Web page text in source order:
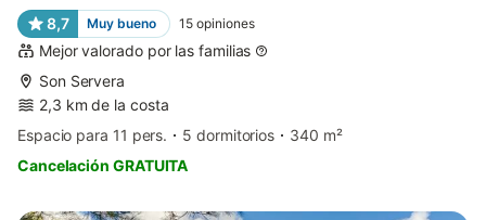
8,7 Muy bueno 15 opiniones
Mejor valorado por las familias
Son Servera
2,3 km de la costa
Espacio para 11 pers.
5 dormitorios
340 m²
Cancelación GRATUITA